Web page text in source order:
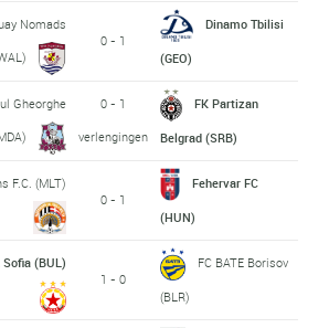
Nomads
0 - 1
Dinamo Tbilisi
(GEO)
Gheorghe
0 - 1
verlengingen
FK Partizan
Belgrad (SRB)
F.C. (MLT)
0 - 1
Fehervar FC
(HUN)
Sofia (BUL)
1 - 0
FC BATE Borisov
(BLR)